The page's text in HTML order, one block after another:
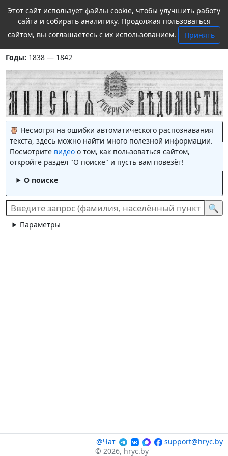
Минские губернские ведомости
Годы: 1838 — 1842
Несмотря на ошибки автоматического распознавания
текста, здесь можно найти много полезной информации.
Посмотрите видеоо том, как пользоваться сайтом,
откройте раздел "О поиске" и пусть вам повезёт!
О поиске
Параметры
Этот сайт использует файлы cookie, чтобы улучшить работу
сайта и собирать аналитику. Продолжая пользоваться
сайтом, вы соглашаетесь с их использованием.
Принять
@Чат
support@hryc.by
© 2026, hryc.by